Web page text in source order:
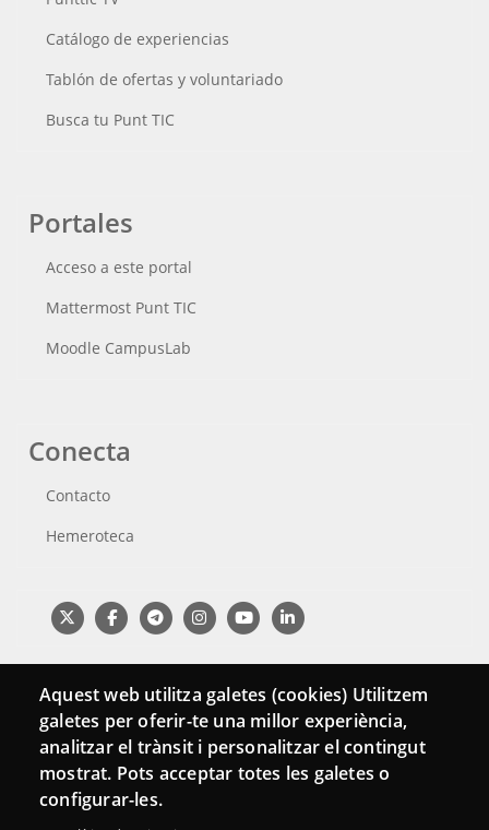
Catálogo de experiencias
Tablón de ofertas y voluntariado
Busca tu Punt TIC
Portales
Acceso a este portal
Mattermost Punt TIC
Moodle CampusLab
Conecta
Contacto
Hemeroteca
Aquest web utilitza galetes (cookies) Utilitzem
galetes per oferir-te una millor experiència,
analitzar el trànsit i personalitzar el contingut
mostrat. Pots acceptar totes les galetes o
configurar-les.